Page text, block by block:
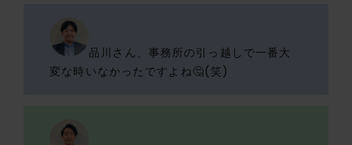
品川さん、事務所の引っ越しで一番大
変な時いなかったですよね🤔(笑)